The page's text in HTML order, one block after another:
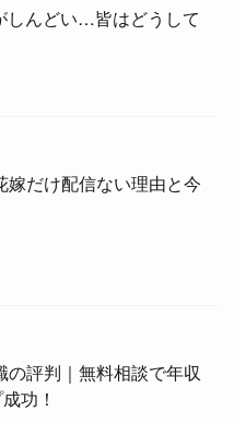
しんどい…皆はどうして
嫁だけ配信ない理由と今
の評判｜無料相談で年収
功！